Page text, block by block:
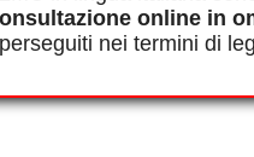
online in
nei termini di